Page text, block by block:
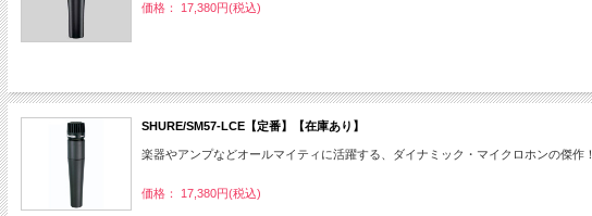
価格： 17,380円(税込)
SHURE/SM57-LCE【定番】【在庫あり】
楽器やアンプなどオールマイティに活躍する、ダイナミック・マイクロホンの傑作！
価格： 17,380円(税込)